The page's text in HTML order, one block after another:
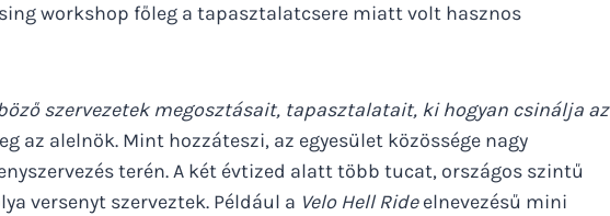
workshop főleg a tapasztalatcsere miatt volt hasznos
szervezetek megosztásait, tapasztalatait, ki hogyan csinálja az
az alelnök. Mint hozzáteszi, az egyesület közössége nagy
terén. A két évtized alatt több tucat, országos szintű
versenyt szerveztek. Például a Velo Hell Rideelnevezésű mini